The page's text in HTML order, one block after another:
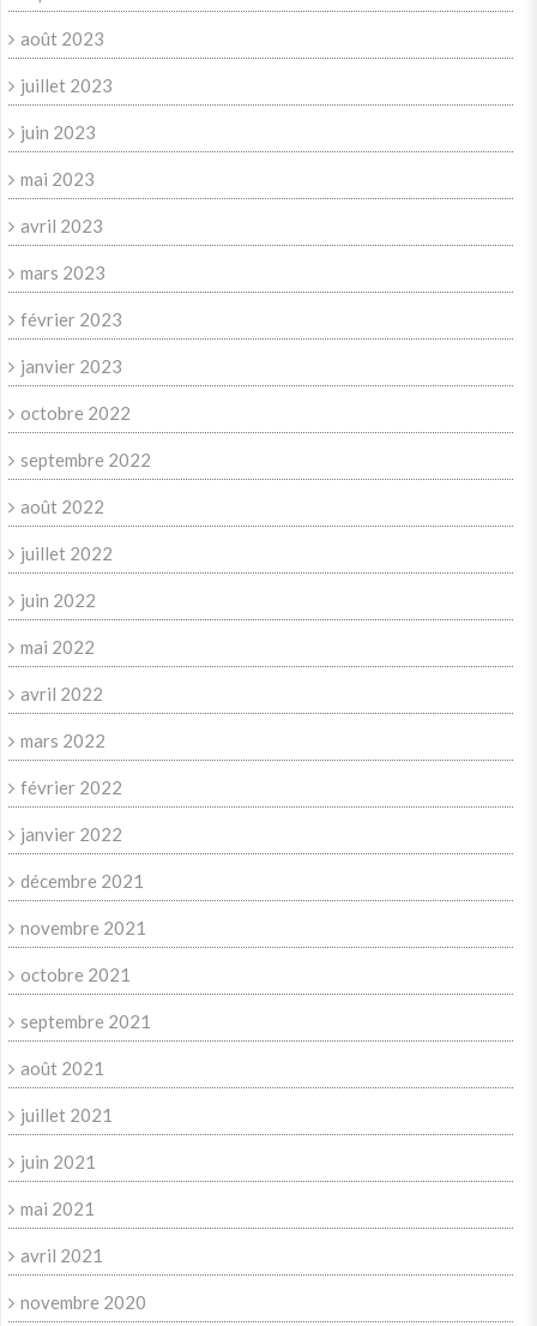
août 2023
juillet 2023
juin 2023
mai 2023
avril 2023
mars 2023
février 2023
janvier 2023
octobre 2022
septembre 2022
août 2022
juillet 2022
juin 2022
mai 2022
avril 2022
mars 2022
février 2022
janvier 2022
décembre 2021
novembre 2021
octobre 2021
septembre 2021
août 2021
juillet 2021
juin 2021
mai 2021
avril 2021
novembre 2020